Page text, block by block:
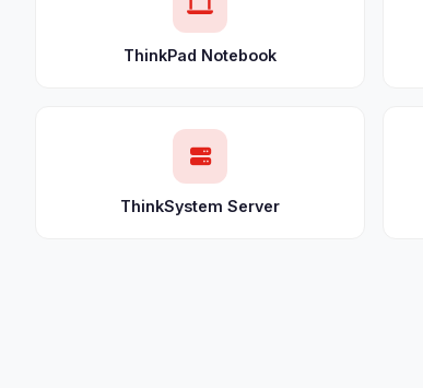
ThinkPad Notebook
ThinkSystem Server